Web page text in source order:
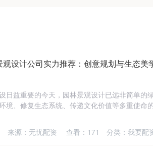
设计公司实力推荐：创意规划与生态美
日益重要的今天，园林景观设计已远非简单的
境、修复生态系统、传递文化价值等多重使命
来源：无忧配资 查看： 171 分类： 我要配